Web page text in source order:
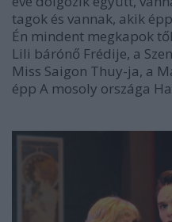
tagok és vannak, akik
Én mindent megkapok
Lili bárónő Frédije, a
Miss Saigon Thuy-ja, a
épp A mosoly országa